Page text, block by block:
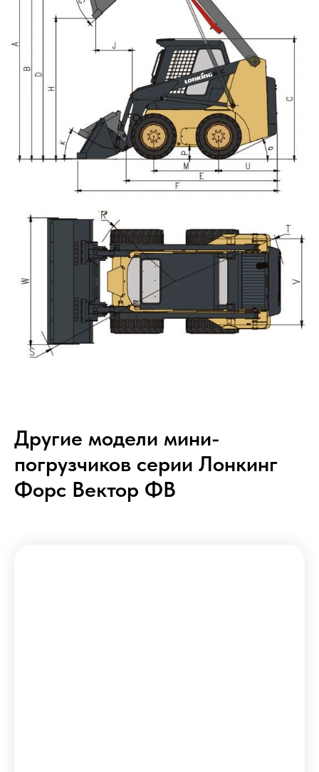
Другие модели мини-
погрузчиков серии Лонкинг
Форс Вектор ФВ